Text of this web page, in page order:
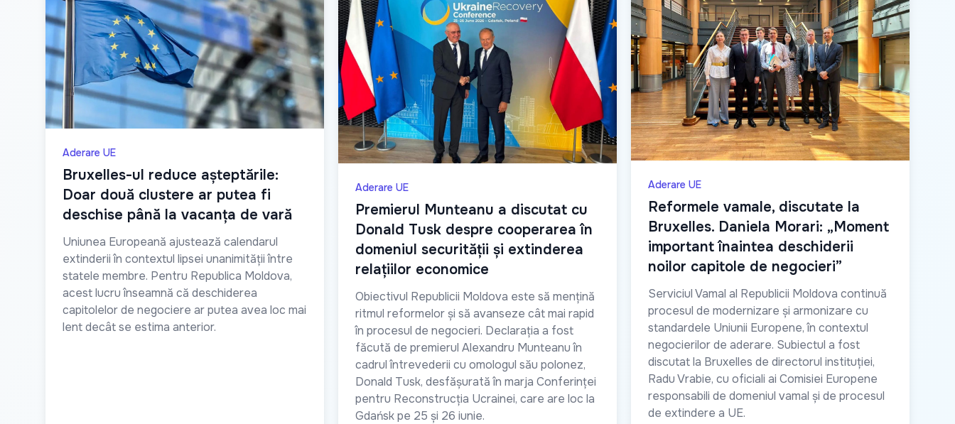
Aderare UE
Bruxelles-ul reduce așteptările:
Doar două clustere ar putea fi
deschise până la vacanța de vară
Uniunea Europeană ajustează calendarul
extinderii în contextul lipsei unanimității între
statele membre. Pentru Republica Moldova,
acest lucru înseamnă că deschiderea
capitolelor de negociere ar putea avea loc mai
lent decât se estima anterior.
Aderare UE
Premierul Munteanu a discutat cu
Donald Tusk despre cooperarea în
domeniul securității și extinderea
relațiilor economice
Obiectivul Republicii Moldova este să mențină
ritmul reformelor și să avanseze cât mai rapid
în procesul de negocieri. Declarația a fost
făcută de premierul Alexandru Munteanu în
cadrul întrevederii cu omologul său polonez,
Donald Tusk, desfășurată în marja Conferinței
pentru Reconstrucția Ucrainei, care are loc la
Gdańsk pe 25 și 26 iunie.
Aderare UE
Reformele vamale, discutate la
Bruxelles. Daniela Morari: „Moment
important înaintea deschiderii
noilor capitole de negocieri”
Serviciul Vamal al Republicii Moldova continuă
procesul de modernizare și armonizare cu
standardele Uniunii Europene, în contextul
negocierilor de aderare. Subiectul a fost
discutat la Bruxelles de directorul instituției,
Radu Vrabie, cu oficiali ai Comisiei Europene
responsabili de domeniul vamal și de procesul
de extindere a UE.